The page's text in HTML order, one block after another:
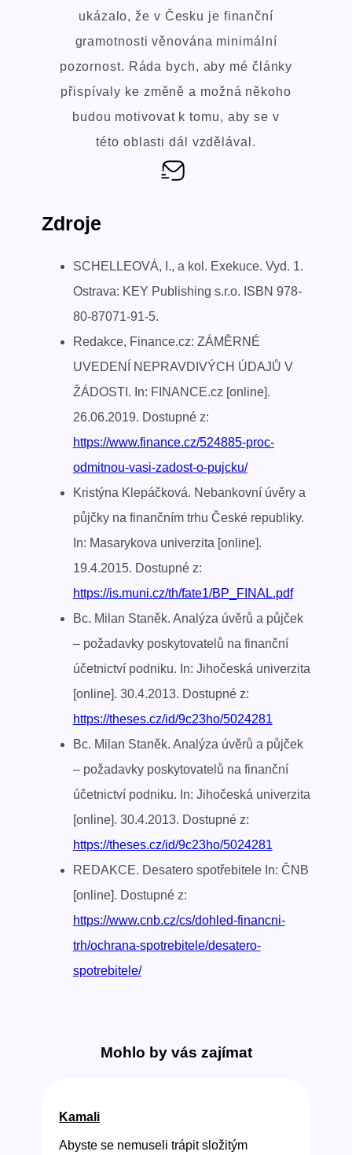
ukázalo, že v Česku je finanční
gramotnosti věnována minimální
pozornost. Ráda bych, aby mé články
přispívaly ke změně a možná někoho
budou motivovat k tomu, aby se v
této oblasti dál vzdělával.
Zdroje
SCHELLEOVÁ, I., a kol. Exekuce. Vyd. 1.
Ostrava: KEY Publishing s.r.o. ISBN 978-
80-87071-91-5.
Redakce, Finance.cz: ZÁMĚRNÉ
UVEDENÍ NEPRAVDIVÝCH ÚDAJŮ V
ŽÁDOSTI. In: FINANCE.cz [online].
26.06.2019. Dostupné z:
https://www.finance.cz/524885-proc-
odmitnou-vasi-zadost-o-pujcku/
Kristýna Klepáčková. Nebankovní úvěry a
půjčky na finančním trhu České republiky.
In: Masarykova univerzita [online].
19.4.2015. Dostupné z:
https://is.muni.cz/th/fate1/BP_FINAL.pdf
Bc. Milan Staněk. Analýza úvěrů a půjček
– požadavky poskytovatelů na finanční
účetnictví podniku. In: Jihočeská univerzita
[online]. 30.4.2013. Dostupné z:
https://theses.cz/id/9c23ho/5024281
Bc. Milan Staněk. Analýza úvěrů a půjček
– požadavky poskytovatelů na finanční
účetnictví podniku. In: Jihočeská univerzita
[online]. 30.4.2013. Dostupné z:
https://theses.cz/id/9c23ho/5024281
REDAKCE. Desatero spotřebitele In: ČNB
[online]. Dostupné z:
https://www.cnb.cz/cs/dohled-financni-
trh/ochrana-spotrebitele/desatero-
spotrebitele/
Mohlo by vás zajímat
Kamali
Abyste se nemuseli trápit složitým